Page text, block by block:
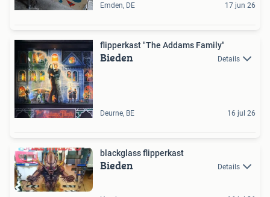
Emden, DE 17 jun 26
flipperkast "The Addams Family"
Bieden Details
Deurne, BE 16 jul 26
blackglass flipperkast
Bieden Details